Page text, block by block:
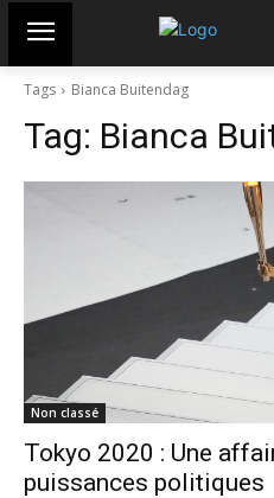
Tags Bianca Buitendag
Tag: Bianca
Non classé
Tokyo 2020 : Une
puissances politiques